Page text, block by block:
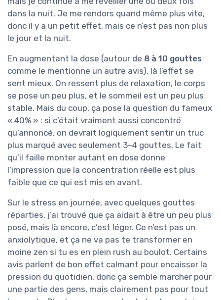
dans la nuit. Je me rendors quand même plus vite,
donc il y a un petit effet, mais ce n’est pas non plus
le jour et la nuit.
En augmentant la dose (autour de 8 à 10 gouttes
comme le mentionne un autre avis), là l’effet se
sent mieux. On ressent plus de relaxation, le corps
se pose un peu plus, et le sommeil est un peu plus
stable. Mais du coup, ça pose la question du fameux
« 40% » : si c’était vraiment aussi concentré
qu’annoncé, on devrait logiquement sentir un truc
plus marqué avec seulement 3–4 gouttes. Le fait
qu’il faille monter autant en dose donne
l’impression que la concentration réelle est plus
faible que ce qui est mis en avant.
Sur le stress en journée, avec quelques gouttes
réparties, j’ai trouvé que ça aidait à être un peu plus
posé, mais là encore, c’est léger. Ce n’est pas un
anxiolytique, et ça ne va pas te transformer en
moine zen si tu es en plein rush au boulot. Certains
avis parlent de bon effet calmant pour encaisser la
pression du quotidien, donc ça semble marcher pour
une partie des gens, mais clairement pas pour tout